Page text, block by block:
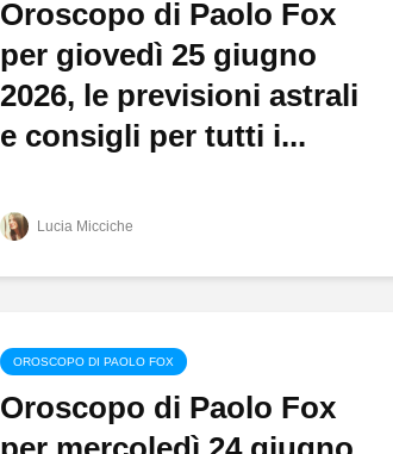
Oroscopo di Paolo Fox
per giovedì 25 giugno
2026, le previsioni astrali
e consigli per tutti i...
Lucia Micciche
OROSCOPO DI PAOLO FOX
Oroscopo di Paolo Fox